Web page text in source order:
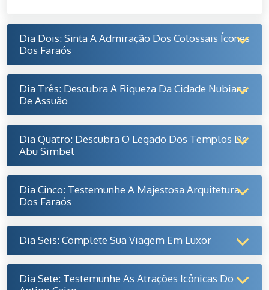
Dia Dois: Sinta A Admiração Dos Colossais Ícones
Dos Faraós
Dia Três: Descubra A Riqueza Da Cidade Nubiana
De Assuão
Dia Quatro: Descubra O Legado Dos Templos De
Abu Simbel
Dia Cinco: Testemunhe A Majestosa Arquitetura
Dos Faraós
Dia Seis: Complete Sua Viagem Em Luxor
Dia Sete: Testemunhe As Atrações Icônicas Do